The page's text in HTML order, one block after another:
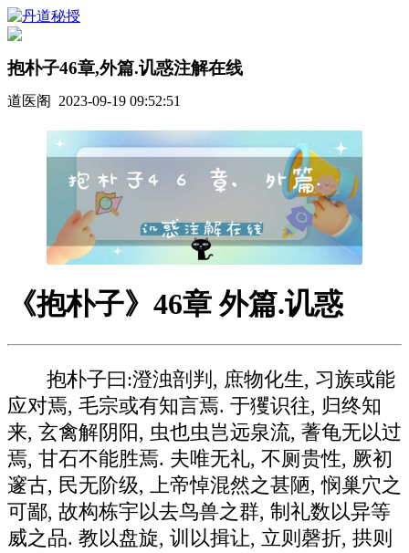
抱朴子46章,外篇.讥惑注解在线
道医阁 2023-09-19 09:52:51
《抱朴子》46章 外篇.讥惑
抱朴子曰:澄浊剖判, 庶物化生, 习族或能
应对焉, 毛宗或有知言焉. 于玃识往, 归终知
来, 玄禽解阴阳, 虫也虫岂远泉流, 蓍龟无以过
焉, 甘石不能胜焉. 夫唯无礼, 不厕贵性, 厥初
邃古, 民无阶级, 上帝悼混然之甚陋, 悯巢穴之
可鄙, 故构栋宇以去鸟兽之群, 制礼数以异等
威之品. 教以盘旋, 训以揖让, 立则磬折, 拱则